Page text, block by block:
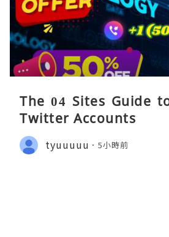
The 04 Sites Guide
Twitter Accounts
tyuuuuu 5小時前